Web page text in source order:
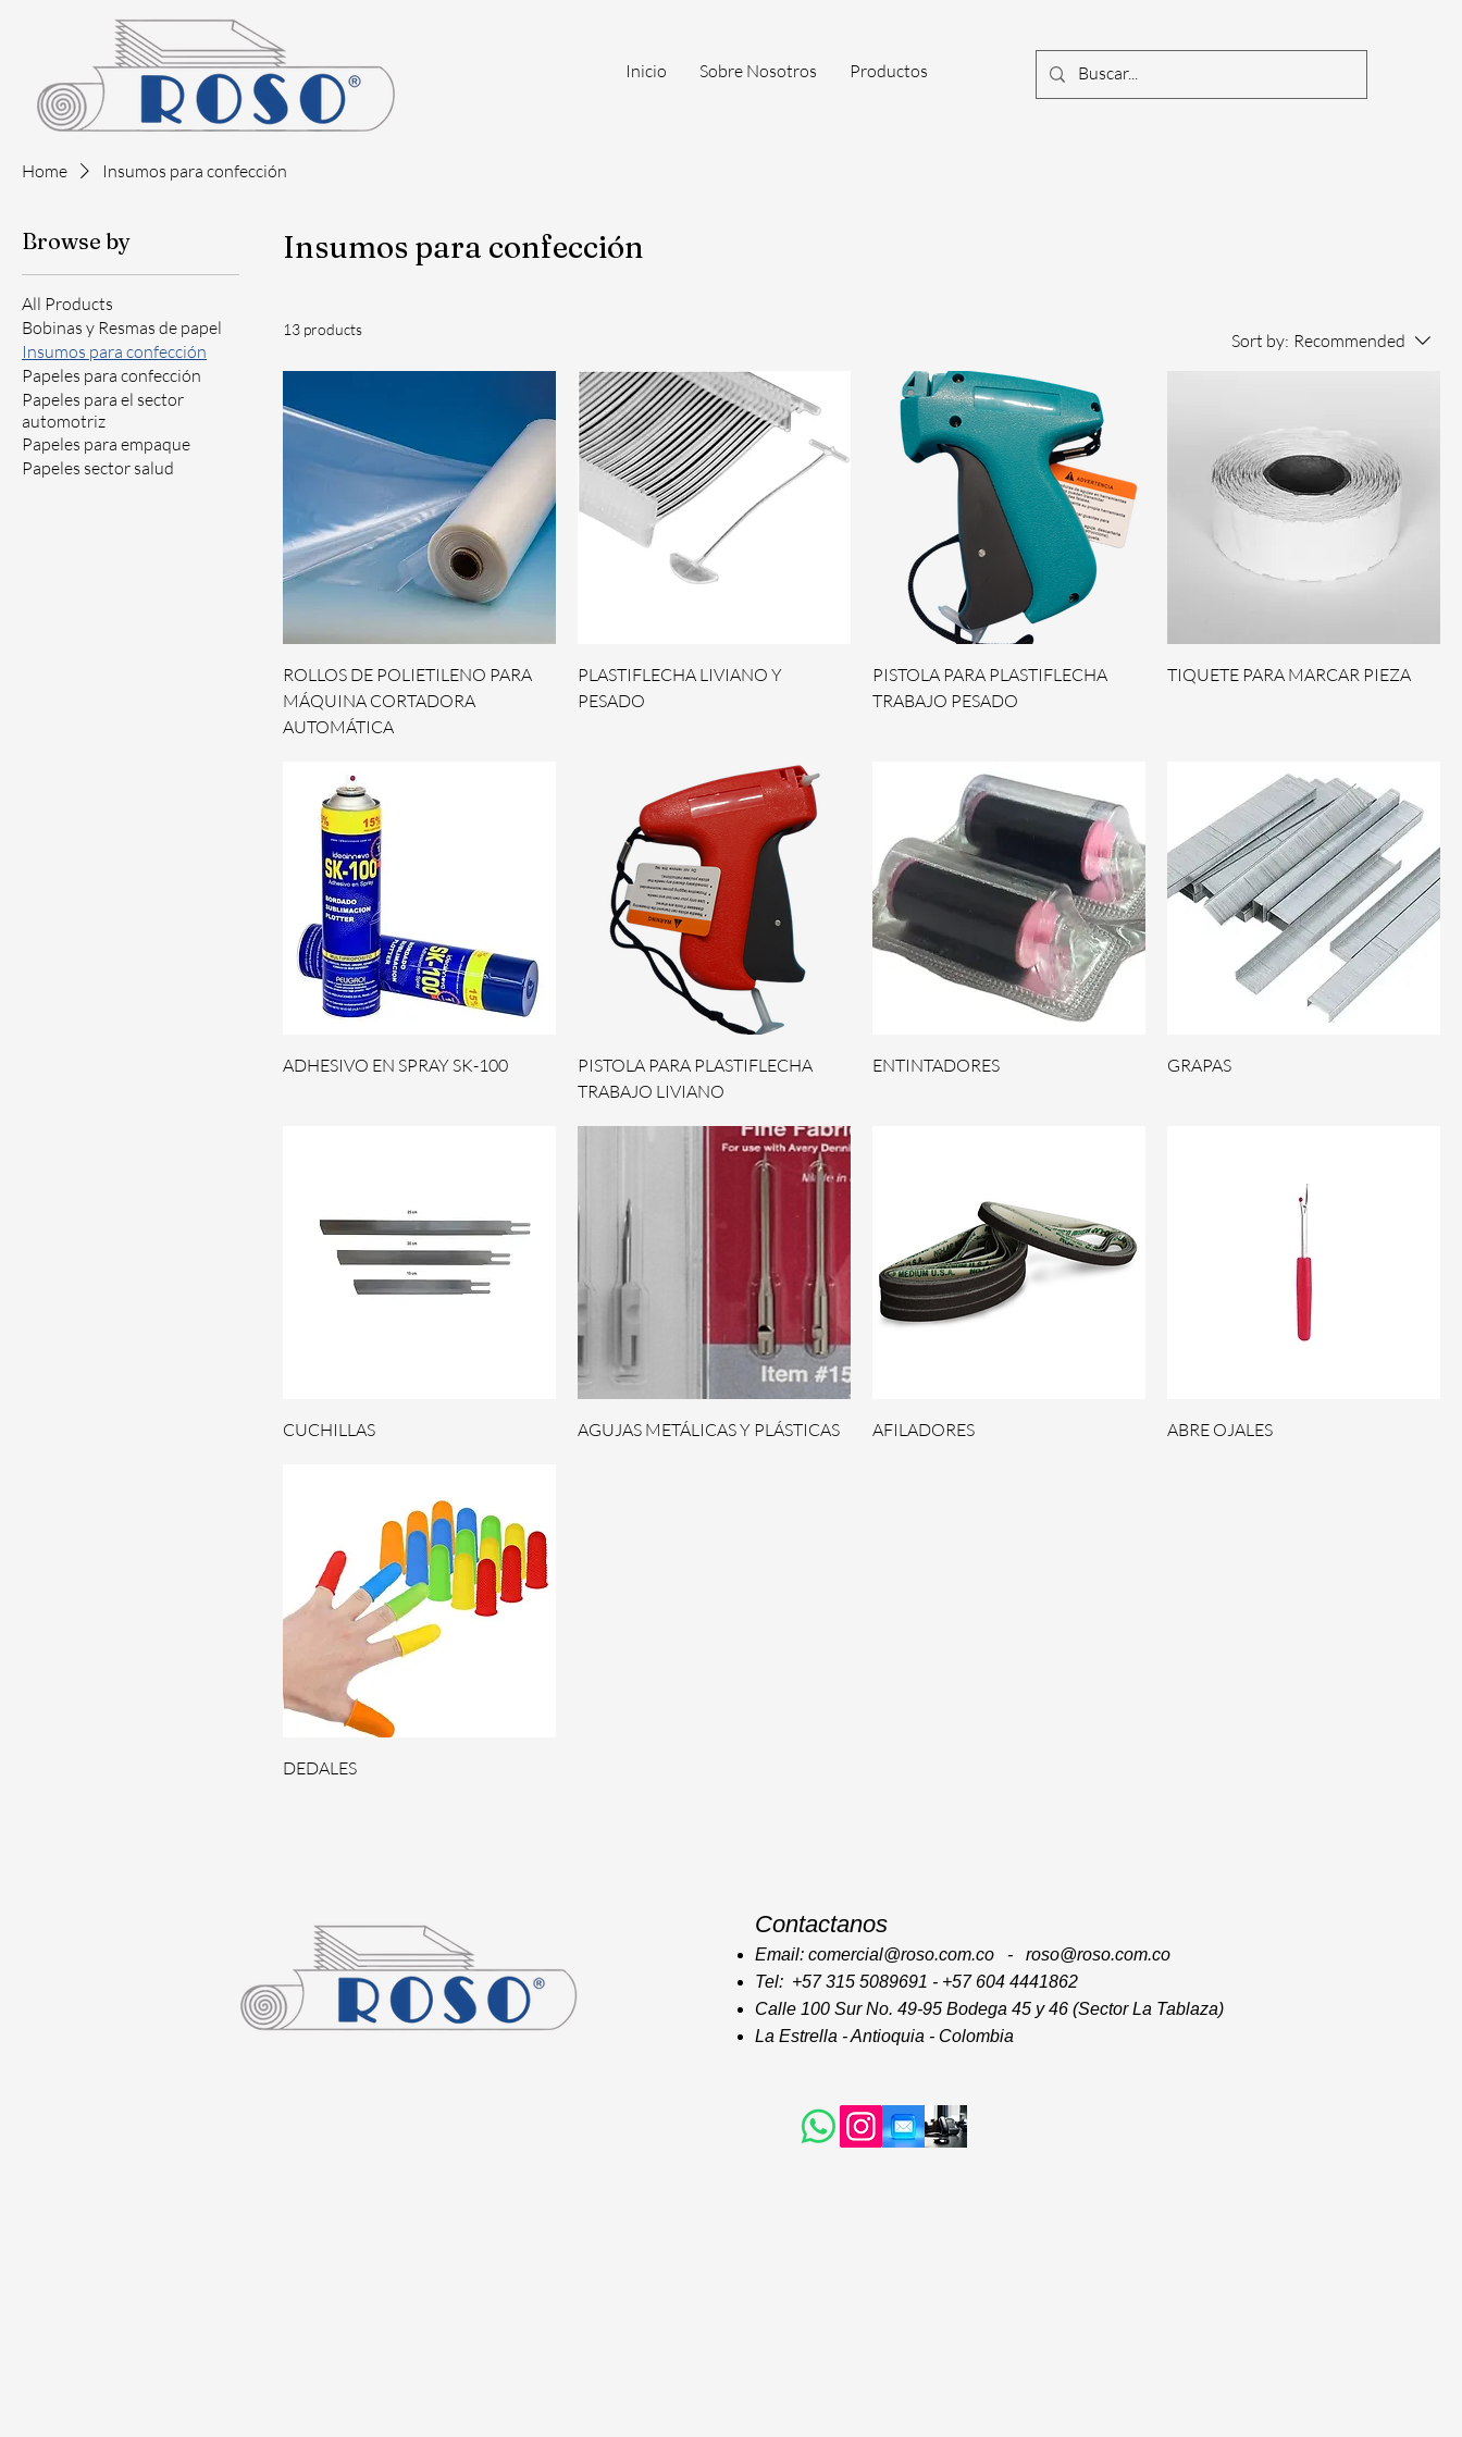
Inicio Sobre Nosotros Productos
Home Insumos para confección
Browse by
All Products
Bobinas y Resmas de papel
Insumos para confección
Papeles para confección
Papeles para el sector
automotriz
Papeles para empaque
Papeles sector salud
Insumos para confección
13 products
Sort by: Recommended
ROLLOS DE POLIETILENO PARA
MÁQUINA CORTADORA
AUTOMÁTICA
PLASTIFLECHA LIVIANO Y
PESADO
PISTOLA PARA PLASTIFLECHA
TRABAJO PESADO
TIQUETE PARA MARCAR PIEZA
ADHESIVO EN SPRAY SK-100
PISTOLA PARA PLASTIFLECHA
TRABAJO LIVIANO
ENTINTADORES GRAPAS
CUCHILLAS AGUJAS METÁLICAS Y PLÁSTICAS AFILADORES ABRE OJALES
DEDALES
Contactanos
Email: comercial@roso.com.co - roso@roso.com.co
Tel: +57 315 5089691 - +57 604 4441862
Calle 100 Sur No. 49-95 Bodega 45 y 46 (Sector La Tablaza)
La Estrella - Antioquia - Colombia